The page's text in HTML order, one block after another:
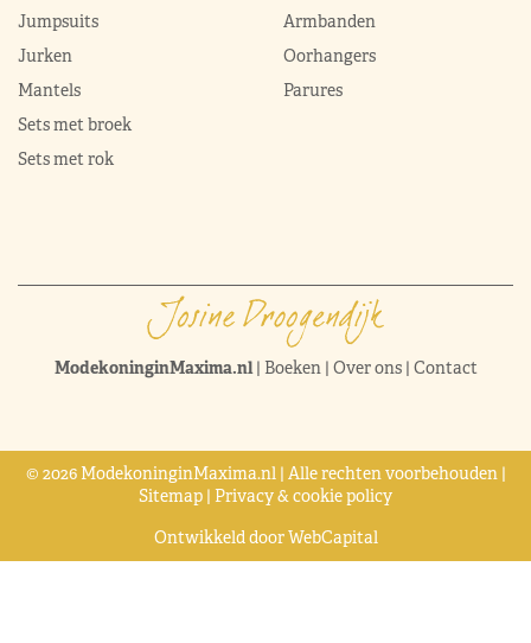
Jumpsuits
Jurken
Mantels
Sets met broek
Sets met rok
Armbanden
Oorhangers
Parures
ModekoninginMaxima.nl| Boeken| Over ons| Contact
© 2026 ModekoninginMaxima.nl | Alle rechten voorbehouden |
Sitemap | Privacy & cookie policy
Ontwikkeld doorWebCapital